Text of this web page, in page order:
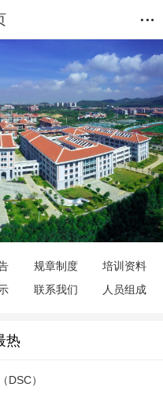
规章制度
培训资料
联系我们 人员组成
热
DSC）